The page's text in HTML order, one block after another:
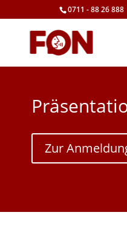
0711 - 88 26 888
Zur